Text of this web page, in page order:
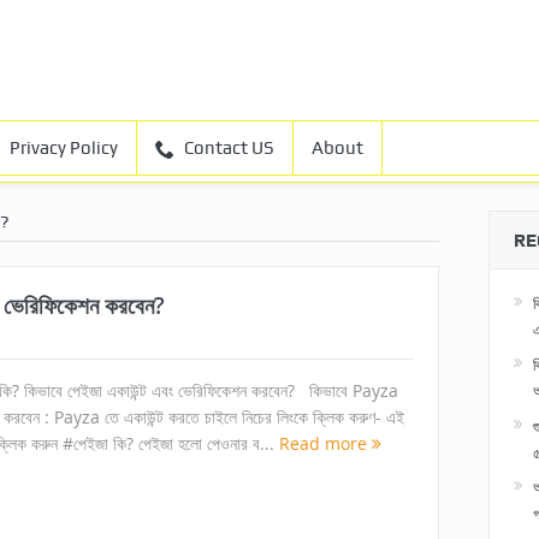
Privacy Policy Contact US About
করবেন?
কিভাবে পেইজা একাউন্ট এবং ভেরিফিকেশন করবেন? কিভাবে Payza
করবেন : Payza তে একাউন্ট করতে চাইলে নিচের লিংকে ক্লিক করুণ- এই
করুন #পেইজা কি? পেইজা হলো পেওনার ব... Read more